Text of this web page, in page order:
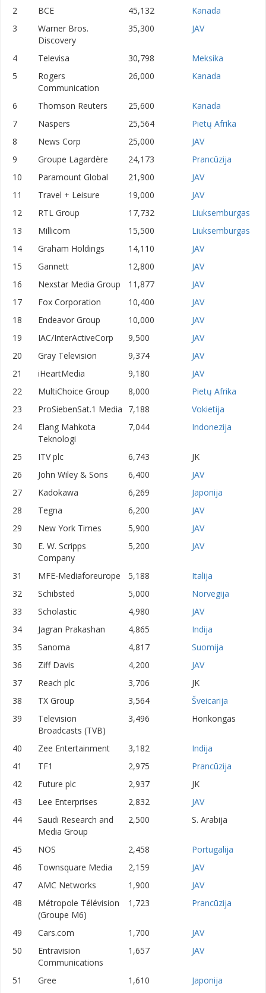
2
BCE 45,132
Kanada
3
Warner Bros.
Discovery
35,300 JAV
4 Televisa 30,798
Meksika
5
Rogers
Communication
26,000 Kanada
6 Thomson Reuters 25,600
Kanada
7
Naspers 25,564
Pietų Afrika
8
News Corp 25,000
JAV
9
Groupe Lagardère 24,173
Prancūzija
10
Paramount Global 21,900
JAV
11
Travel + Leisure 19,000
JAV
12
RTL Group 17,732
Liuksemburgas
13
Millicom 15,500
Liuksemburgas
14
Graham Holdings 14,110
JAV
15
Gannett 12,800
JAV
16
Nexstar Media Group 11,877
JAV
17
Fox Corporation 10,400
JAV
18
Endeavor Group 10,000
JAV
19
IAC/InterActiveCorp 9,500
JAV
20
Gray Television 9,374
JAV
21
iHeartMedia 9,180
JAV
22
MultiChoice Group 8,000
Pietų Afrika
23
ProSiebenSat.1 Media 7,188
Vokietija
24
Elang Mahkota
Teknologi
7,044 Indonezija
25 ITV plc 6,743
JK
26
John Wiley & Sons 6,400
JAV
27
Kadokawa 6,269
Japonija
28
Tegna 6,200
JAV
29
New York Times 5,900
JAV
30
E. W. Scripps
Company
5,200 JAV
31 MFE-Mediaforeurope 5,188
Italija
32
Schibsted 5,000
Norvegija
33
Scholastic 4,980
JAV
34
Jagran Prakashan 4,865
Indija
35
Sanoma 4,817
Suomija
36
Ziff Davis 4,200
JAV
37
Reach plc 3,706
JK
38
TX Group 3,564
Šveicarija
39
Television
Broadcasts (TVB)
3,496 Honkongas
40 Zee Entertainment 3,182
Indija
41
TF1 2,975
Prancūzija
42
Future plc 2,937
JK
43
Lee Enterprises 2,832
JAV
44
Saudi Research and
Media Group
2,500 S. Arabija
45 NOS 2,458
Portugalija
46
Townsquare Media 2,159
JAV
47
AMC Networks 1,900
JAV
48
Métropole Télévision
(Groupe M6)
1,723 Prancūzija
49 Cars.com 1,700
JAV
50
Entravision
Communications
1,657 JAV
51 Gree 1,610
Japonija